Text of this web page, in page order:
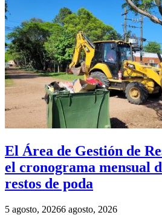
El Área de Gestión de
el cronograma mensual
restos de poda
5 agosto, 20266 agosto, 2026